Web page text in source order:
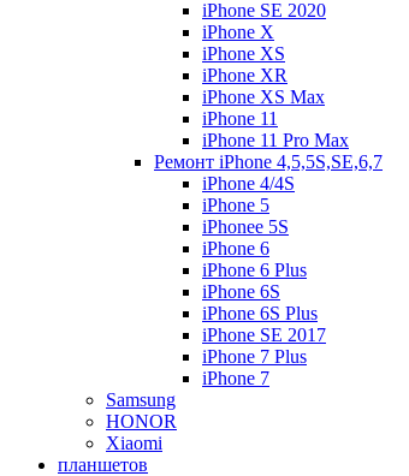
iPhone SE 2020
iPhone X
iPhone XS
iPhone XR
iPhone XS Max
iPhone 11
iPhone 11 Pro Max
Ремонт iPhone 4,5,5S,SE,6,7
iPhone 4/4S
iPhone 5
iPhonee 5S
iPhone 6
iPhone 6 Plus
iPhone 6S
iPhone 6S Plus
iPhone SE 2017
iPhone 7 Plus
iPhone 7
Samsung
HONOR
Xiaomi
планшетов